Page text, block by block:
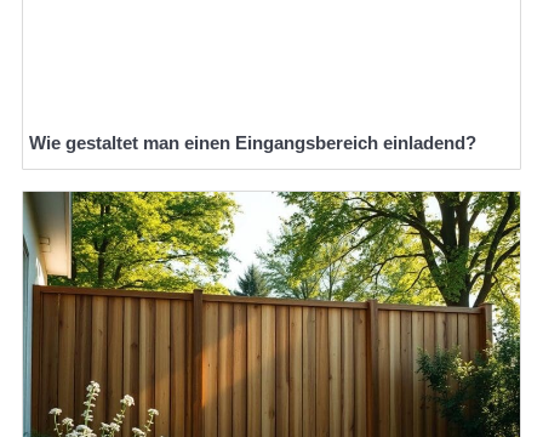
Wie gestaltet man einen Eingangsbereich einladend?